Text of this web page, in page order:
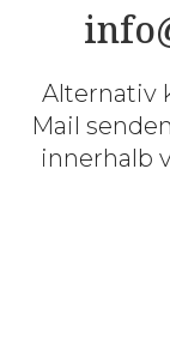
Alternativ
Mail
innerhalb